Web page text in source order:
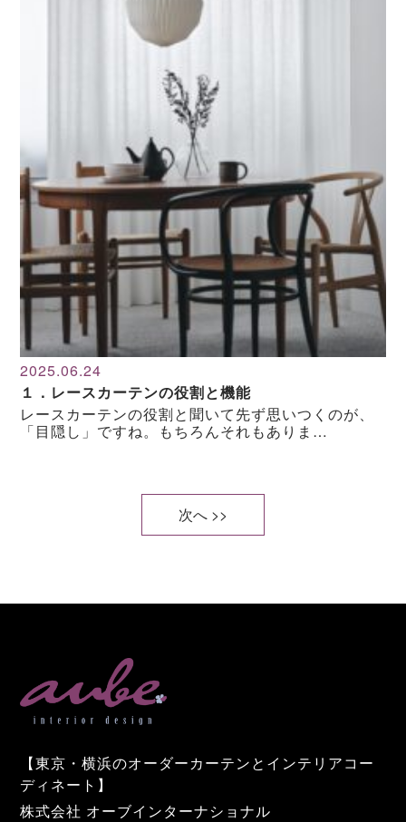
2025.06.24
１．レースカーテンの役割と機能
レースカーテンの役割と聞いて先ず思いつくのが、
「目隠し」ですね。もちろんそれもありま…
次へ >>
【東京・横浜のオーダーカーテンとインテリアコー
ディネート】
株式会社 オーブインターナショナル